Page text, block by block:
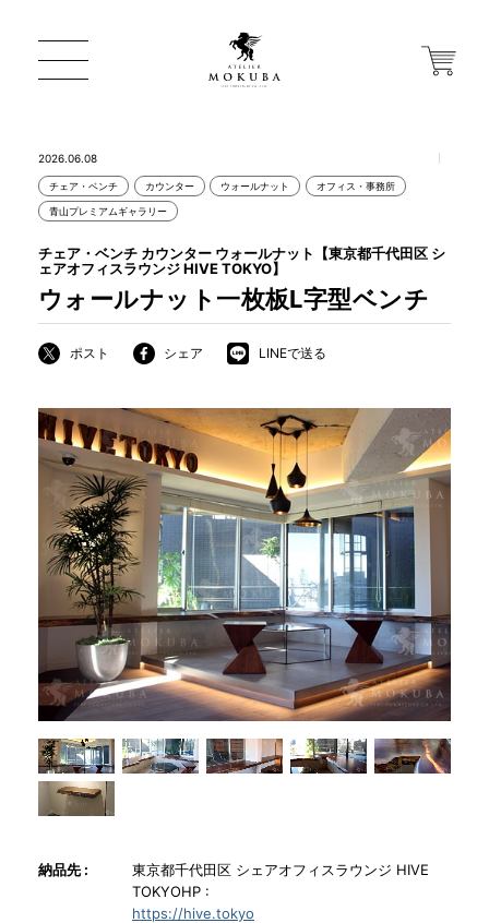
店舗から探す
一枚板 ATELIER MOKUBA HOME
MOKUBA について
商品情報
直営店
イベント
WEBカタログ
全商品一覧
新入荷情報
2026.06.08
チェア・ベンチ カウンター ウォールナット オフィス・事務所
青山プレミアムギャラリー
ウォールナット一枚板L字型ベンチ
チェア・ベンチ カウンター ウォールナット【東京都千代田区 シ
ェアオフィスラウンジ HIVE TOKYO】
ポスト シェア LINEで送る
納品先 :
東京都千代田区 シェアオフィスラウンジ HIVE
TOKYOHP :
https://hive.tokyo